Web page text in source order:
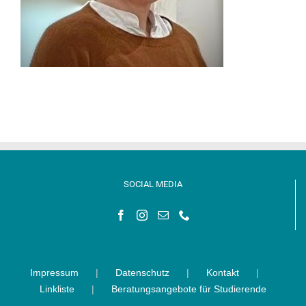
SOCIAL MEDIA
Impressum Datenschutz
Kontakt
Linkliste
Beratungsangebote für Studierende